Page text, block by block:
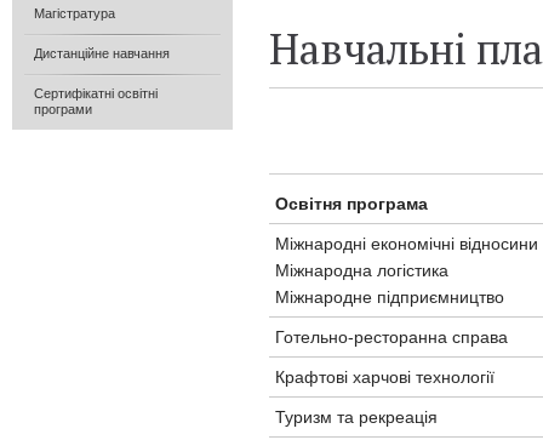
Навчальні
Освітня програма
Міжнародні економічні відносини
Міжнародна логістика
Міжнародне підприємництво
Готельно-ресторанна справа
Крафтові харчові технології
Туризм та рекреація
Магістратура
Дистанційне навчання
Сертифікатні освітні
програми